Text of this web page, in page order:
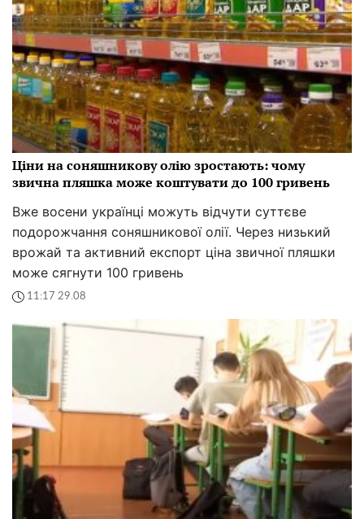
Ціни на соняшникову олію зростають: чому
звична пляшка може коштувати до 100 гривень
Вже восени українці можуть відчути суттєве
подорожчання соняшникової олії. Через низький
врожай та активний експорт ціна звичної пляшки
може сягнути 100 гривень
11:17 29.08